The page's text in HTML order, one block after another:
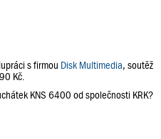
s firmou Disk Multimedia, soutěž
Kč.
KNS 6400 od společnosti KRK?